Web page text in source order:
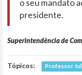
o seu mandato
presidente.
Superintendência de
Tópicos: Professor